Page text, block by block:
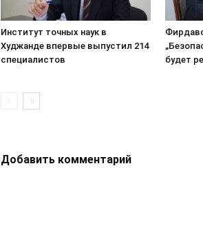
Институт точных наук в
Худжанде впервые выпустил 214
специалистов
будет
Добавить комментарий